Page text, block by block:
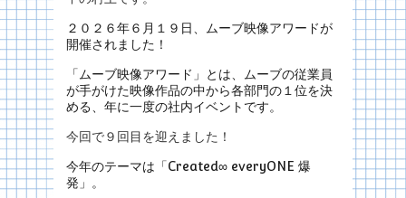
２０２６年６月１９日、ムーブ映像アワードが
開催されました！
「ムーブ映像アワード」とは、ムーブの従業員
が手がけた映像作品の中から各部門の１位を決
める、年に一度の社内イベントです。
今回で９回目を迎えました！
今年のテーマは「Created∞ everyONE 爆
発」。